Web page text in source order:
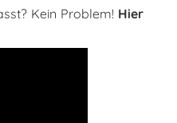
Kein Problem! Hier